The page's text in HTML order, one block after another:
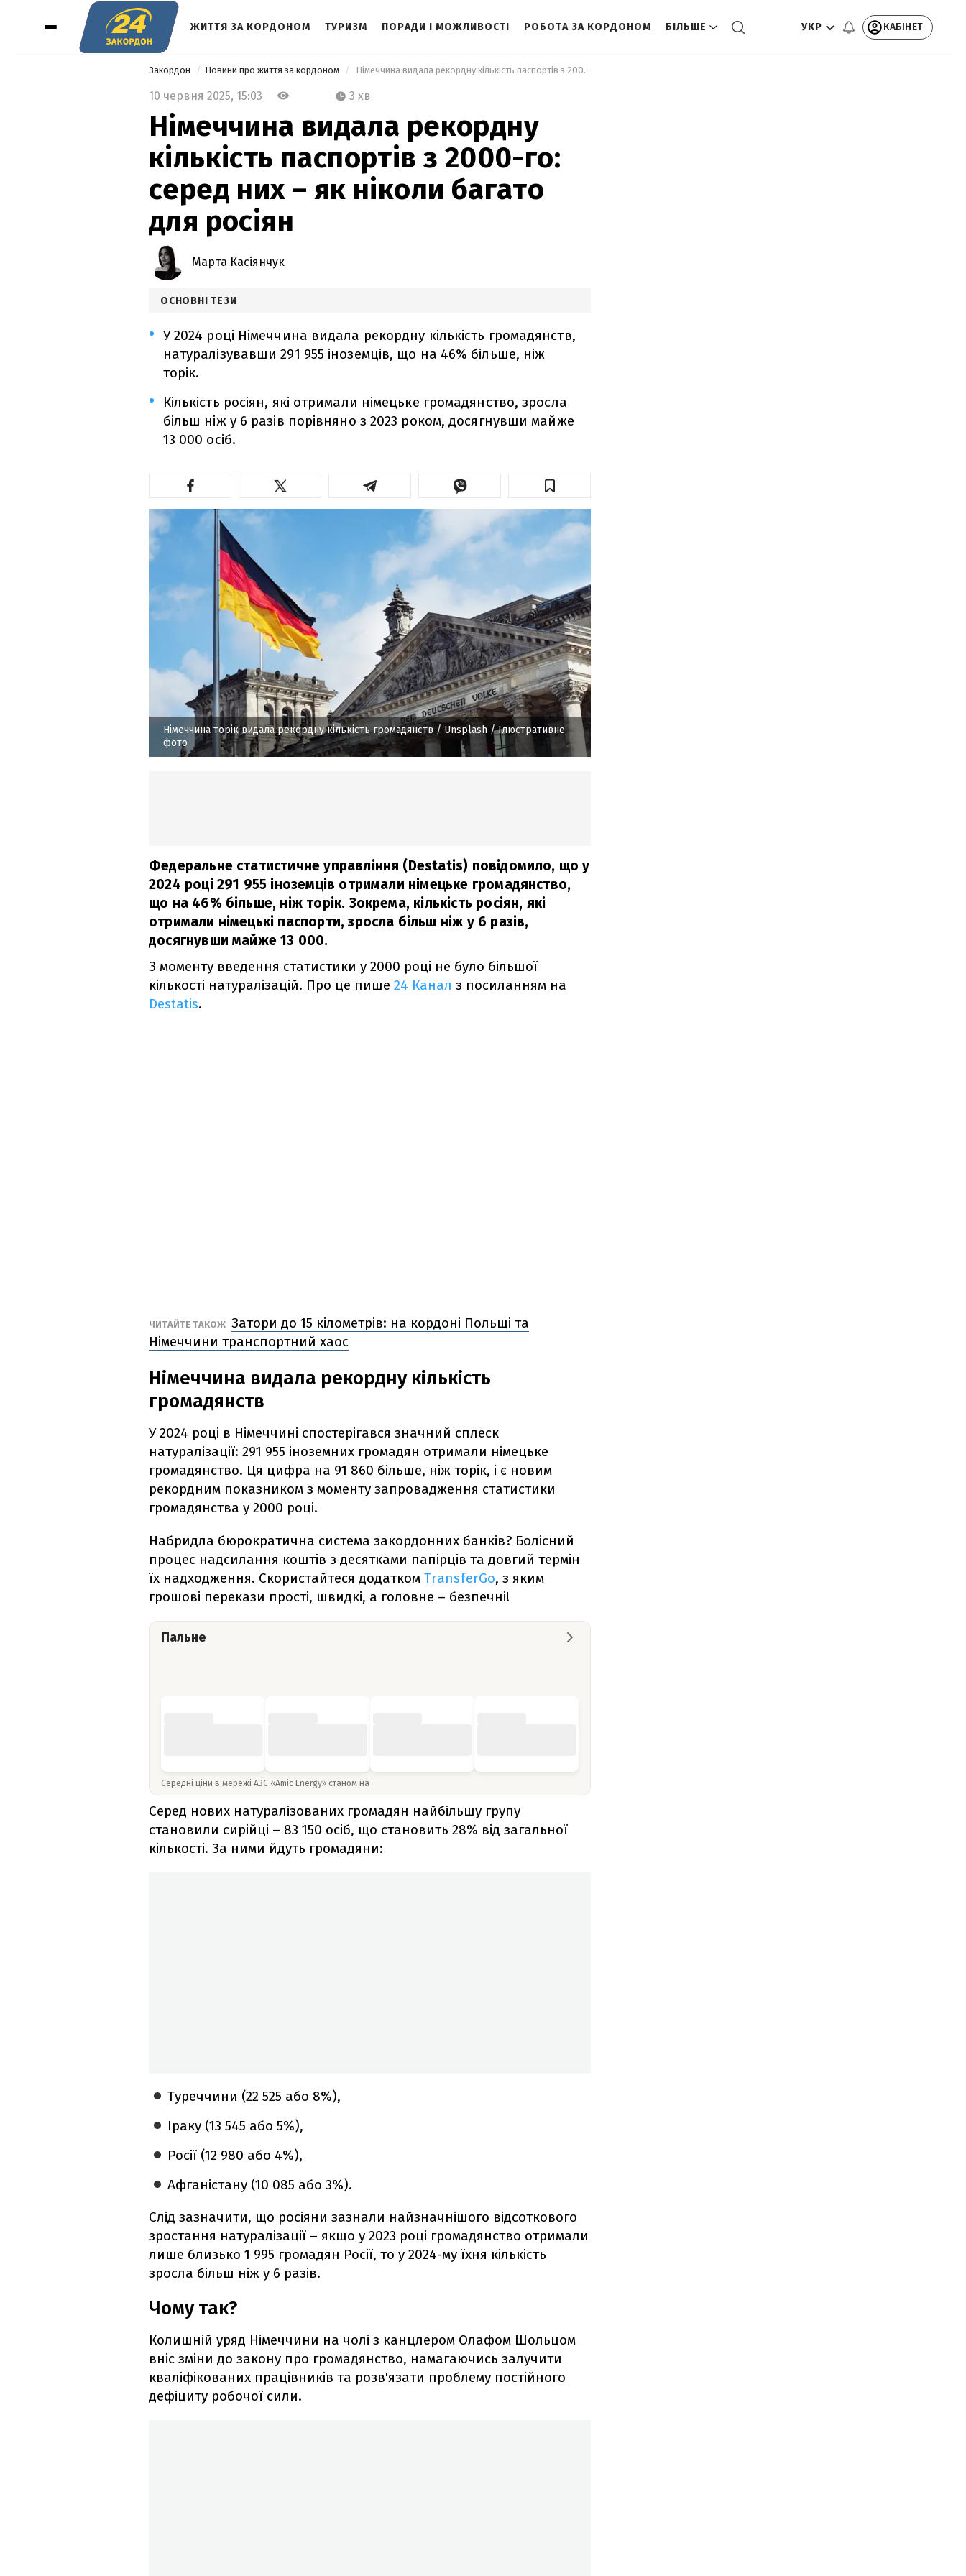
ЖИТТЯ ЗА КОРДОНОМ ТУРИЗМ ПОРАДИ І МОЖЛИВОСТІ РОБОТА ЗА КОРДОНОМ БІЛЬШЕ УКР КАБІНЕТ
Закордон Новини про життя за кордоном Німеччина видала рекордну кількість паспортів з 2000-го: серед них – як ніколи багато для росіян
10 червня 2025, 15:03 3 хв
Німеччина видала рекордну
кількість паспортів з 2000-го:
серед них – як ніколи багато
для росіян
Марта Касіянчук
ОСНОВНІ ТЕЗИ
У 2024 році Німеччина видала рекордну кількість громадянств,
натуралізувавши 291 955 іноземців, що на 46% більше, ніж
торік.
Кількість росіян, які отримали німецьке громадянство, зросла
більш ніж у 6 разів порівняно з 2023 роком, досягнувши майже
13 000 осіб.
Німеччина торік видала рекордну кількість громадянств / Unsplash / Ілюстративне
фото
Федеральне статистичне управління (Destatis) повідомило, що у
2024 році 291 955 іноземців отримали німецьке громадянство,
що на 46% більше, ніж торік. Зокрема, кількість росіян, які
отримали німецькі паспорти, зросла більш ніж у 6 разів,
досягнувши майже 13 000.
З моменту введення статистики у 2000 році не було більшої
кількості натуралізацій. Про це пише 24 Канал з посиланням на
Destatis.
ЧИТАЙТЕ ТАКОЖ Затори до 15 кілометрів: на кордоні Польщі та
Німеччини транспортний хаос
Німеччина видала рекордну кількість
громадянств
У 2024 році в Німеччині спостерігався значний сплеск
натуралізації: 291 955 іноземних громадян отримали німецьке
громадянство. Ця цифра на 91 860 більше, ніж торік, і є новим
рекордним показником з моменту запровадження статистики
громадянства у 2000 році.
Набридла бюрократична система закордонних банків? Болісний
процес надсилання коштів з десятками папірців та довгий термін
їх надходження. Скористайтеся додатком TransferGo, з яким
грошові перекази прості, швидкі, а головне – безпечні!
Пальне
Середні ціни в мережі АЗС «Amic Energy» станом на
Серед нових натуралізованих громадян найбільшу групу
становили сирійці – 83 150 осіб, що становить 28% від загальної
кількості. За ними йдуть громадяни:
Туреччини (22 525 або 8%),
Іраку (13 545 або 5%),
Росії (12 980 або 4%),
Афганістану (10 085 або 3%).
Слід зазначити, що росіяни зазнали найзначнішого відсоткового
зростання натуралізації – якщо у 2023 році громадянство отримали
лише близько 1 995 громадян Росії, то у 2024-му їхня кількість
зросла більш ніж у 6 разів.
Чому так?
Колишній уряд Німеччини на чолі з канцлером Олафом Шольцом
вніс зміни до закону про громадянство, намагаючись залучити
кваліфікованих працівників та розв'язати проблему постійного
дефіциту робочої сили.